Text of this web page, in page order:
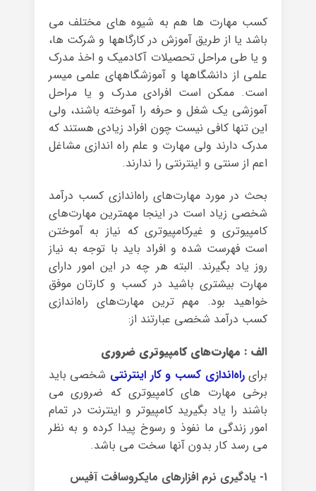
کسب مهارت ها هم به شیوه های مختلف می
باشد یا از طریق آموزش در کارگاهها و شرکت ها،
و یا طی مراحل تحصیلات آکادمیک و اخذ مدرک
علمی از دانشگاهها و آموزشگاههای علمی میسر
است. ممکن است افرادی مدرک و یا مراحل
آموزشی یک شغل و حرفه را آموخته باشند، ولی
این تنها کافی نیست چون افراد زیادی هستند که
مدرک دارند ولی مهارت و علم راه اندازی مشاغل
اعم از سنتی و اینترنتی را ندارند.
بحث در مورد مهارت‌های راه‌اندازی کسب درآمد
شخصی زیاد است در اینجا مهمترین مهارت‌های
کامپیوتری و غیرکامپیوتری که نیاز به آموختن
است فهرست شده و افراد باید با توجه به نیاز
روز یاد بگیرند. البته هر چه در این امور دارای
مهارت بیشتری باشید در کسب و کارتان موفق
خواهید بود. مهم ترین مهارت‌های راه‌اندازی
کسب درآمد شخصی عبارتند از:
الف : مهارت‌های کامپیوتری ضروری
برایراه‌اندازی کسب و کار اینترنتی شخصی باید
برخی مهارت های کامپیوتری که ضروری می
باشند را یاد بگیرید کامپیوتر و اینترنت در تمام
امور زندگی ما نفوذ و رسوخ پیدا کرده و به نظر
می رسد کار بدون آنها سخت می باشد.
۱- یادگیری نرم افزارهای مایکروسافت آفیس